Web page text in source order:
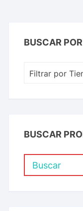
BUSCAR
Filtrar por
BUSCAR